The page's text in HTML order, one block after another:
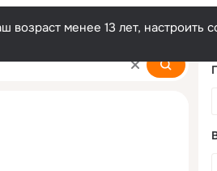
возраст менее 13 лет,